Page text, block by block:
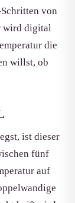
von
wird digital
die
willst, ob
ist dieser
fünf
auf